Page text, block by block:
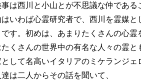
は西川と小山とが不思議な仲であ
いわば心霊研究者で、西川を霊媒
す。初めは、あまりたくさんの心
くさんの世界中の有名な人々の霊
して名高いイタリアのミケランジ
は二人からその話を聞いて、